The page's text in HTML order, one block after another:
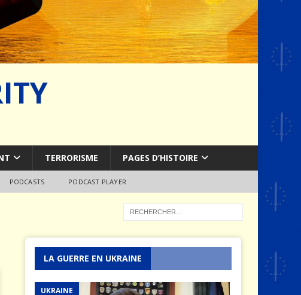
TERRORISME PAGES D’HISTOIRE
PODCASTS PODCAST PLAYER
LA GUERRE EN UKRAINE
UKRAINE